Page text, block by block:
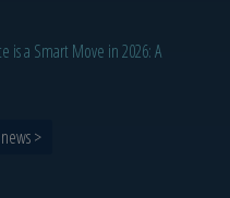
is a Smart Move in 2026: A
>